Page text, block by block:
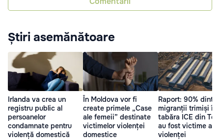
Știri asemănătoare
Irlanda va crea un
registru public al
persoanelor
condamnate pentru
violență domestică
În Moldova vor fi
create primele „Case
ale femeii” destinate
victimelor violenței
domestice
Raport: 90% dintre
migranții trimiși în
tabăra ICE din
au fost victime ale
violenței